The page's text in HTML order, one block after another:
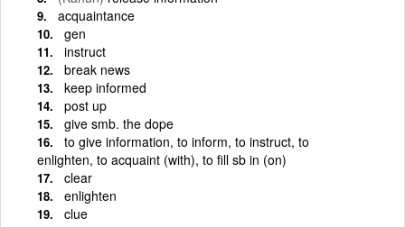
acquaintance
gen
instruct
break news
keep informed
post up
give smb. the dope
to give information, to inform, to instruct, to
enlighten, to acquaint (with), to fill sb in (on)
clear
enlighten
clue